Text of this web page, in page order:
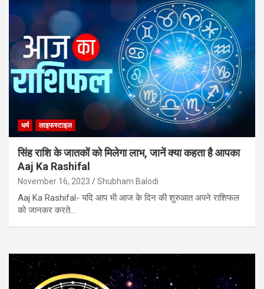
धर्म लाइफस्टाइल
सिंह राशि के जातकों को मिलेगा लाभ, जानें क्या कहता है आपका
Aaj Ka Rashifal
November 16, 2023 Shubham Balodi
Aaj Ka Rashifal- यदि आप भी आज के दिन की शुरुआत अपने राशिफल
को जानकर करते…